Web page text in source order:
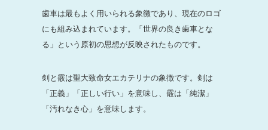
歯車は最もよく用いられる象徴であり、現在のロゴ
にも組み込まれています。「世界の良き歯車とな
る」という原初の思想が反映されたものです。
剣と霰は聖大致命女エカテリナの象徴です。剣は
「正義」「正しい行い」を意味し、霰は「純潔」
「汚れなき心」を意味します。